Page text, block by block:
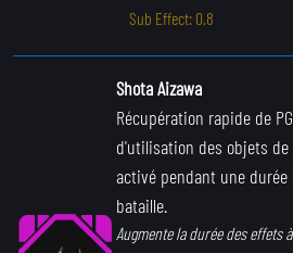
Sub Effect: 0.8
Shota Aizawa
Récupération rapide de PG
d'utilisation des objets de
activé pendant une
bataille.
Augmente la durée des effets